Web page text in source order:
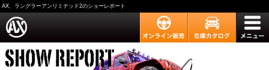
AX、ラングラーアンリミテッド2のショーレポート